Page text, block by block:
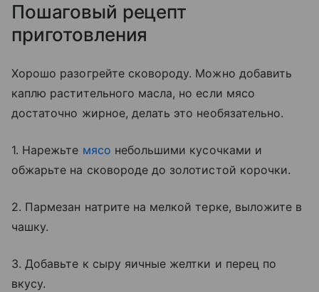
Пошаговый рецепт
приготовления
Хорошо разогрейте сковороду. Можно добавить
каплю растительного масла, но если мясо
достаточно жирное, делать это необязательно.
1. Нарежьте мясо небольшими кусочками и
обжарьте на сковороде до золотистой корочки.
2. Пармезан натрите на мелкой терке, выложите в
чашку.
3. Добавьте к сыру яичные желтки и перец по
вкусу.